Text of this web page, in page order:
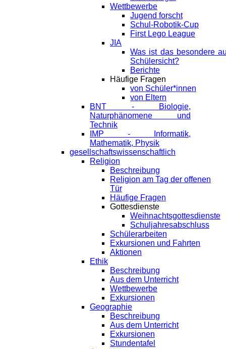
Wettbewerbe
Jugend forscht
Schul-Robotik-Cup
First Lego League
JIA
Was ist das besondere
Schülersicht?
Berichte
Häufige Fragen
von Schüler*innen
von Eltern
BNT - Biologie,
Naturphänomene und
Technik
IMP - Informatik,
Mathematik, Physik
gesellschaftswissenschaftlich
Religion
Beschreibung
Religion am Tag der offenen
Tür
Häufige Fragen
Gottesdienste
Weihnachtsgottesdienste
Schuljahresabschluss
Schülerarbeiten
Exkursionen und Fahrten
Aktionen
Ethik
Beschreibung
Aus dem Unterricht
Wettbewerbe
Exkursionen
Geographie
Beschreibung
Aus dem Unterricht
Exkursionen
Stundentafel